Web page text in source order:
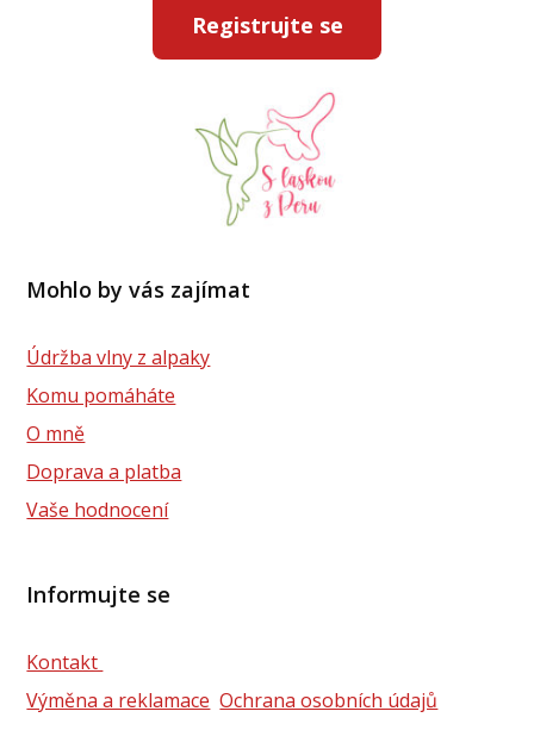
Registrujte se
Mohlo by vás zajímat
Údržba vlny z alpaky
Komu pomáháte
O mně
Doprava a platba
Vaše hodnocení
Informujte se
Kontakt
Výměna a reklamace Ochrana osobních údajů